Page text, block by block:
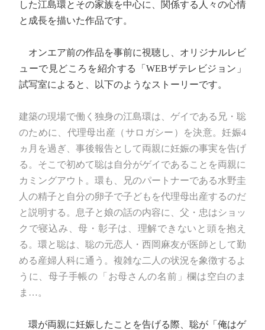
した江島環とその家族を中心に、関係する人々の心情
と成長を描いた作品です。
オンエア前の作品を事前に視聴し、オリジナルレビ
ューで見どころを紹介する「WEBザテレビジョン」
試写室によると、以下のようなストーリーです。
建築の現場で働く独身の江島環は、ゲイである兄・聡
のために、代理母出産（サロガシー）を決意。妊娠4
ヵ月を過ぎ、事後報告として両親に妊娠の事実を告げ
る。そこで初めて聡は自分がゲイであることを両親に
カミングアウト。環も、兄のパートナーである水野圭
人の精子と自分の卵子で子どもを代理母出産するのだ
と説明する。息子と娘の話の内容に、父・忠はショッ
クで寝込み、母・彰子は、理解できないと頭を抱え
る。環と聡は、聡の元恋人・西岡麻友が医師として勤
める産婦人科に通う。複雑な二人の状況を象徴するよ
うに、母子手帳の「お母さんの名前」欄は空白のま
ま…。
環が両親に妊娠したことを告げる際、聡が「俺はゲ